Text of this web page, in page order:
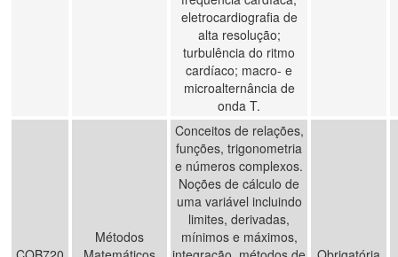
eletrocardiografia de
alta resolução;
turbulência do ritmo
cardíaco; macro- e
microalternância de
onda T.
Métodos
Conceitos de relações,
funções, trigonometria
e números complexos.
Noções de cálculo de
uma variável incluindo
limites, derivadas,
mínimos e máximos,